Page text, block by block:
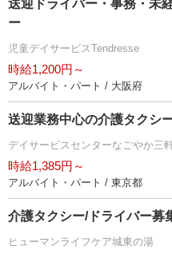
送迎ドライバー・事務・未
ー
児童デイサービスTendresse
時給1,200円～
アルバイト・パート / 大阪府
送迎業務中心の介護タクシ
デイサービスセンターなごやか三
時給1,385円～
アルバイト・パート / 東京都
介護タクシー/ドライバー募
ヒューマンライフケア城東の湯